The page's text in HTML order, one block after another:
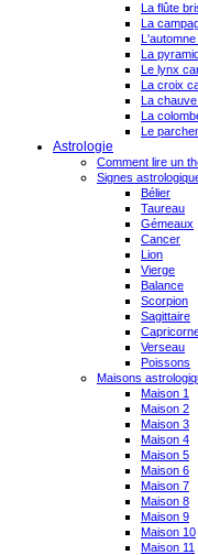
La flûte
La
La
Le lynx
La croix
La
La
Le
Astrologie
Comment lire un
Signes
Bélier
Taureau
Gémeaux
Cancer
Lion
Vierge
Balance
Scorpion
Sagittaire
Verseau
Poissons
Maisons
Maison 1
Maison 2
Maison 3
Maison 4
Maison 5
Maison 6
Maison 7
Maison 8
Maison 9
Maison 10
Maison 11